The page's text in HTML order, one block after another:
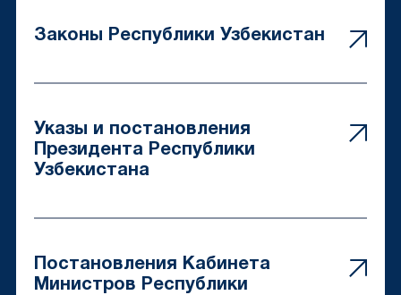
Законы Республики Узбекистан
Указы и постановления
Президента Республики
Узбекистана
Постановления Кабинета
Министров Республики